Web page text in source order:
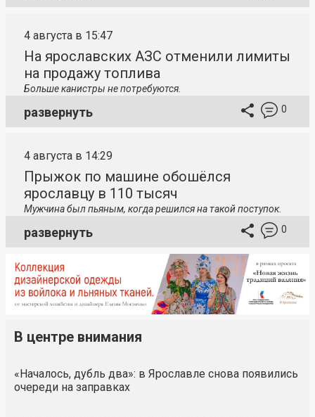
4 августа в 15:47
На ярославских АЗС отменили лимиты
на продажу топлива
Больше канистры не потребуются.
развернуть 0
4 августа в 14:29
Прыжок по машине обошёлся
ярославцу в 110 тысяч
Мужчина был пьяным, когда решился на такой поступок.
развернуть 0
В центре внимания
«Началось, дубль два»: в Ярославле снова появились
очереди на заправках